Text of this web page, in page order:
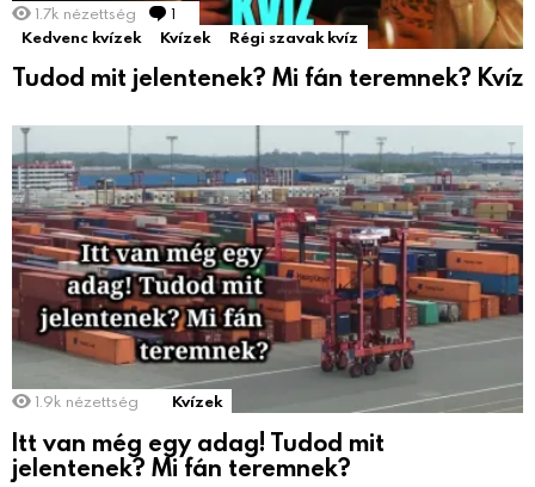
1.7k nézettség 1
Comment
Kedvenc kvízek
Kvízek Régi szavak kvíz
Tudod mit jelentenek? Mi fán teremnek? Kvíz
1.9k nézettség Kvízek
Itt van még egy adag! Tudod mit
jelentenek? Mi fán teremnek?